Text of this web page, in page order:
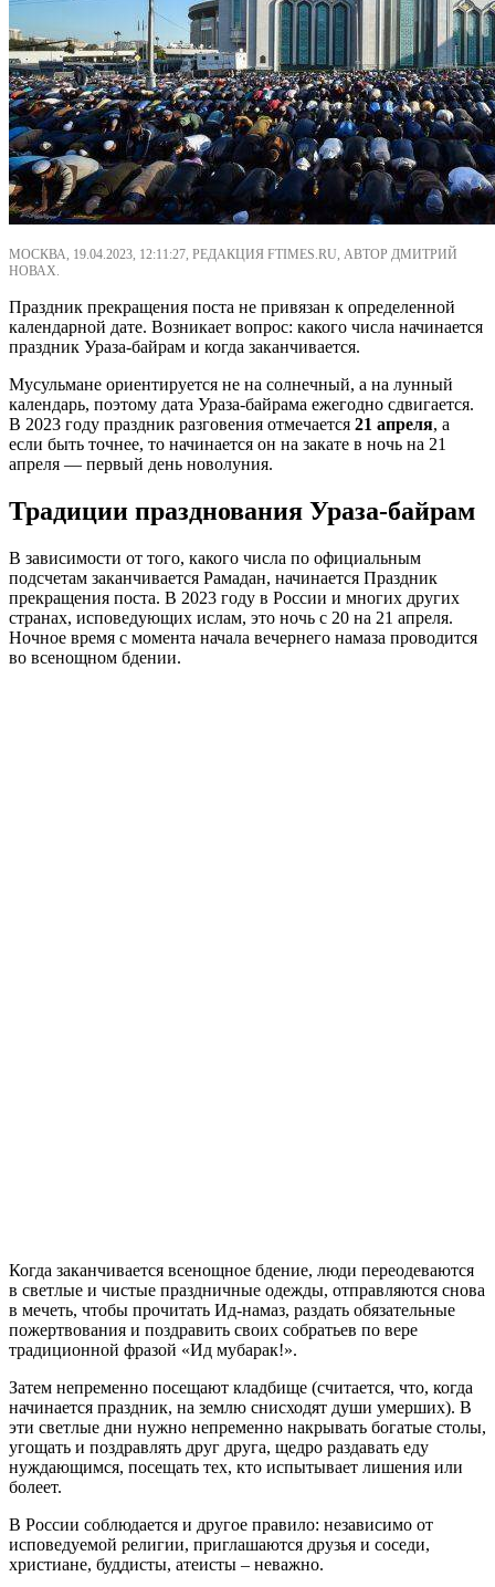
МОСКВА, 19.04.2023, 12:11:27, РЕДАКЦИЯ FTIMES.RU, АВТОР ДМИТРИЙ
НОВАХ.
Праздник прекращения поста не привязан к определенной
календарной дате. Возникает вопрос: какого числа начинается
праздник Ураза-байрам и когда заканчивается.
Мусульмане ориентируется не на солнечный, а на лунный
календарь, поэтому дата Ураза-байрама ежегодно сдвигается.
В 2023 году праздник разговения отмечается 21 апреля, а
если быть точнее, то начинается он на закате в ночь на 21
апреля — первый день новолуния.
Традиции празднования Ураза-байрам
В зависимости от того, какого числа по официальным
подсчетам заканчивается Рамадан, начинается Праздник
прекращения поста. В 2023 году в России и многих других
странах, исповедующих ислам, это ночь с 20 на 21 апреля.
Ночное время с момента начала вечернего намаза проводится
во всенощном бдении.
Когда заканчивается всенощное бдение, люди переодеваются
в светлые и чистые праздничные одежды, отправляются снова
в мечеть, чтобы прочитать Ид-намаз, раздать обязательные
пожертвования и поздравить своих собратьев по вере
традиционной фразой «Ид мубарак!».
Затем непременно посещают кладбище (считается, что, когда
начинается праздник, на землю снисходят души умерших). В
эти светлые дни нужно непременно накрывать богатые столы,
угощать и поздравлять друг друга, щедро раздавать еду
нуждающимся, посещать тех, кто испытывает лишения или
болеет.
В России соблюдается и другое правило: независимо от
исповедуемой религии, приглашаются друзья и соседи,
христиане, буддисты, атеисты – неважно.